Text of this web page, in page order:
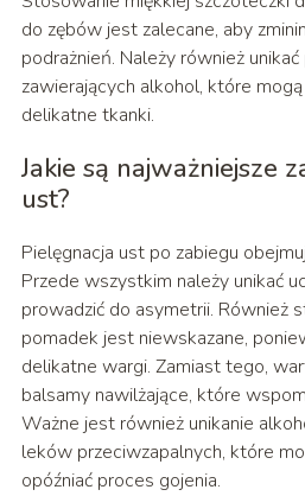
do zębów jest zalecane, aby
podrażnień. Należy również
zawierających alkohol, które
delikatne tkanki.
Jakie są najważniejsze
ust?
Pielęgnacja ust po zabiegu
Przede wszystkim należy unikać
prowadzić do asymetrii. Również
pomadek jest niewskazane,
delikatne wargi. Zamiast tego,
balsamy nawilżające, które
Ważne jest również unikanie
leków przeciwzapalnych, które
opóźniać proces gojenia.